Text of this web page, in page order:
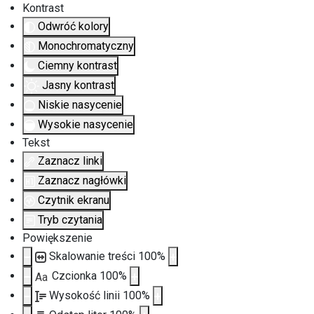
Kontrast
Odwróć kolory
Monochromatyczny
Ciemny kontrast
Jasny kontrast
Niskie nasycenie
Wysokie nasycenie
Tekst
Zaznacz linki
Zaznacz nagłówki
Czytnik ekranu
Tryb czytania
Powiększenie
Skalowanie treści 100%
Aa Czcionka 100%
Wysokość linii 100%